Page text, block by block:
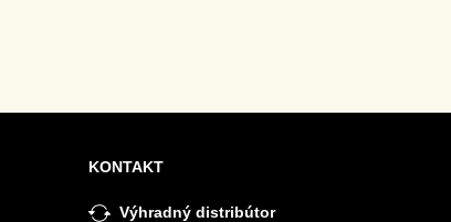
KONTAKT
Výhradný distribútor